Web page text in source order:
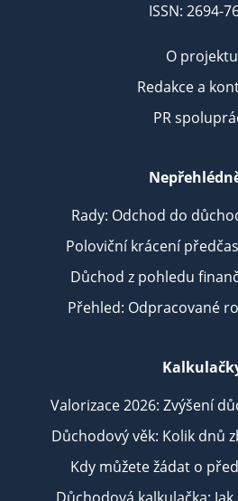
ISSN: 2694-
O projektu
Redakce a
PR
Rady: Odchod do
Poloviční krácení
Důchod z pohledu
Přehled: Odpracované
Valorizace 2026: Zvýšení
Důchodový věk: Kolik dnů
Kdy můžete žádat o